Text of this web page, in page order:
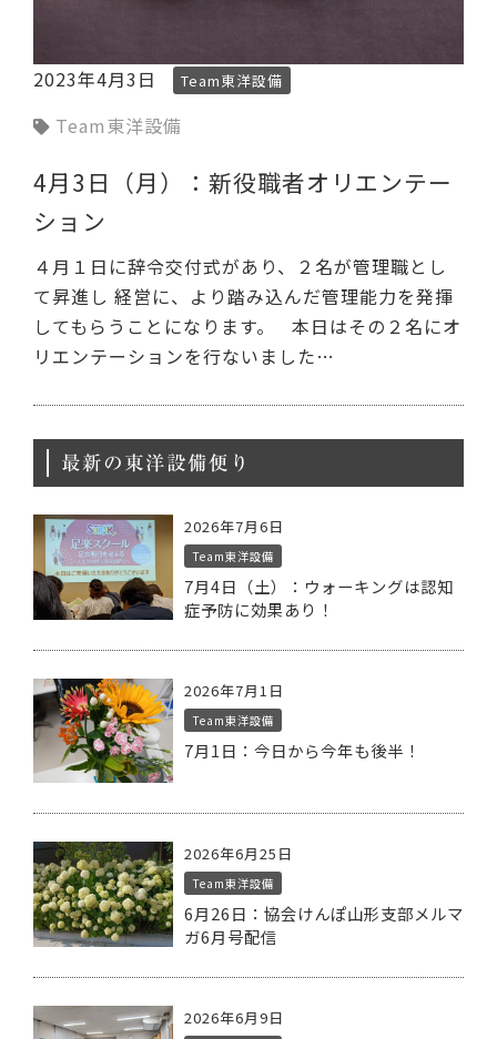
2023年4月3日 Team東洋設備
Team東洋設備
4月3日（月）：新役職者オリエンテー
ション
４月１日に辞令交付式があり、２名が管理職とし
て昇進し 経営に、より踏み込んだ管理能力を発揮
してもらうことになります。 本日はその２名にオ
リエンテーションを行ないました…
最新の東洋設備便り
2026年7月6日
Team東洋設備
7月4日（土）：ウォーキングは認知
症予防に効果あり！
2026年7月1日
Team東洋設備
7月1日：今日から今年も後半！
2026年6月25日
Team東洋設備
6月26日：協会けんぽ山形支部メルマ
ガ6月号配信
2026年6月9日